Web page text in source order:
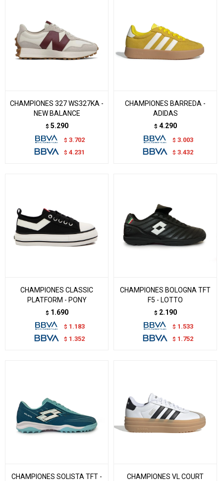
CHAMPIONES 327 WS327KA -
NEW BALANCE
$ 5.290
$ 3.702
$ 4.231
CHAMPIONES BARREDA -
ADIDAS
$ 4.290
$ 3.003
$ 3.432
CHAMPIONES CLASSIC
PLATFORM - PONY
$ 1.690
$ 1.183
$ 1.352
CHAMPIONES BOLOGNA TFT
F5 - LOTTO
$ 2.190
$ 1.533
$ 1.752
CHAMPIONES SOLISTA TFT -
CHAMPIONES VL COURT